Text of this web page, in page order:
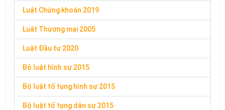
Luật Chứng khoán 2019
Luật Thương mại 2005
Luật Đầu tư 2020
Bộ luật hình sự 2015
Bộ luật tố tụng hình sự 2015
Bộ luật tố tụng dân sự 2015